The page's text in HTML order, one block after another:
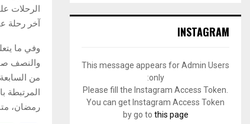
الرحلات
آخر رحلة
وفي ما
والنصف
من
المرتبطة
رمضان،
INSTAGRAM
This message appears for Admin Users
only:
Please fill the Instagram Access Token.
You can get Instagram Access Token
by go to this page